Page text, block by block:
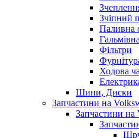
Зчіпний
Паливна
Фільтри
Ходова
Шини, Диски
Запчастини на
Запчастини на